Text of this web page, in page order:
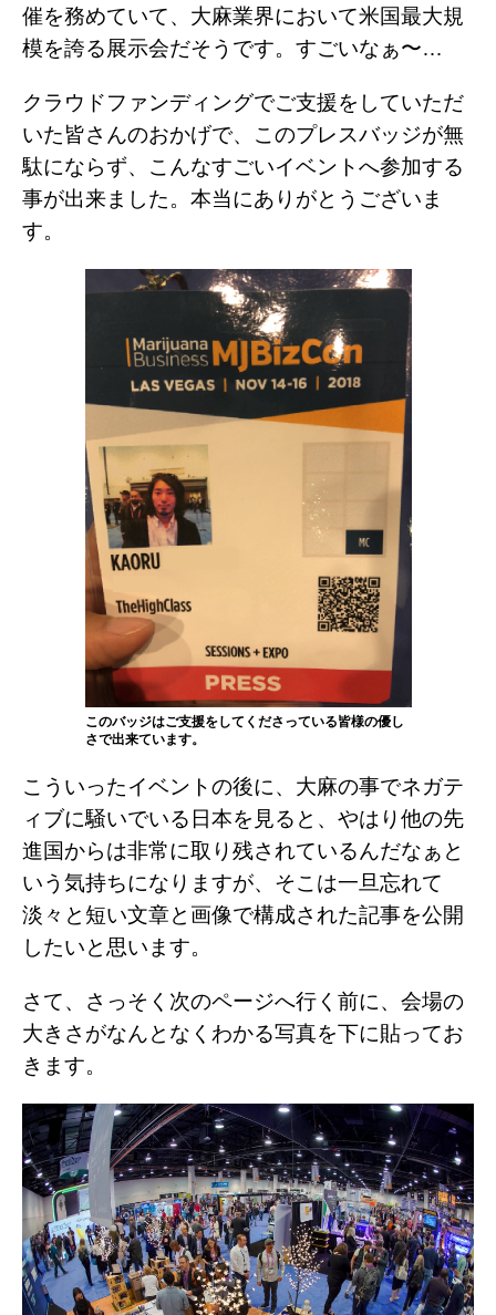
催を務めていて、大麻業界において米国最大規
模を誇る展示会だそうです。すごいなぁ〜…
クラウドファンディングでご支援をしていただ
いた皆さんのおかげで、このプレスバッジが無
駄にならず、こんなすごいイベントへ参加する
事が出来ました。本当にありがとうございま
す。
このバッジはご支援をしてくださっている皆様の優し
さで出来ています。
こういったイベントの後に、大麻の事でネガテ
ィブに騒いでいる日本を見ると、やはり他の先
進国からは非常に取り残されているんだなぁと
いう気持ちになりますが、そこは一旦忘れて
淡々と短い文章と画像で構成された記事を公開
したいと思います。
さて、さっそく次のページへ行く前に、会場の
大きさがなんとなくわかる写真を下に貼ってお
きます。